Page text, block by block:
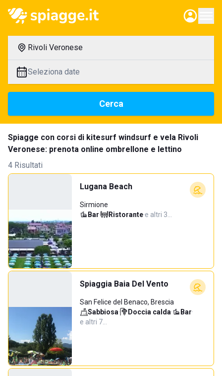
Rivoli Veronese
Seleziona date
Cerca
Spiagge con corsi di kitesurf windsurf e vela Rivoli
Veronese: prenota online ombrellone e lettino
4 Risultati
Lugana Beach
Sirmione
Bar· Ristorante·e altri 3…
Spiaggia Baia Del Vento
San Felice del Benaco, Brescia
Sabbiosa· Doccia calda· Bar·
e altri 7…